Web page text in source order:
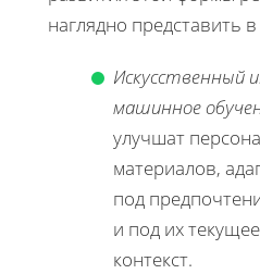
наглядно представить
Искусственный
машинное
улучшат
материалов,
под
и под их
контекст.